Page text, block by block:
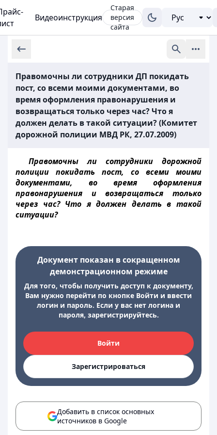
Видеоинструкция
Старая
версия
сайта
Правомочны ли сотрудники ДП покидать
пост, со всеми моими документами, во
время оформления правонарушения и
возвращаться только через час? Что я
должен делать в такой ситуации? (Комитет
дорожной полиции МВД РК, 27.07.2009)
Правомочны ли сотрудники дорожной
полиции покидать пост, со всеми моими
документами, во время оформления
правонарушения и возвращаться только
через час? Что я должен делать в такой
ситуации?
Документ показан в сокращенном
демонстрационном режиме
Для того, чтобы получить доступ к документу,
Вам нужно перейти по кнопке Войти и ввести
логин и пароль. Если у вас нет логина и
пароля, зарегистрируйтесь.
Войти
Зарегистрироваться
Добавить в список основных
источников в Google